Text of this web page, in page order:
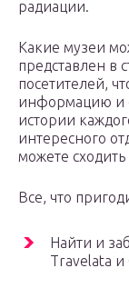
радиации.
Какие музеи
представлен в
посетителей,
информацию и
истории
интересного
можете
Все, что
Найти и
Travelata и